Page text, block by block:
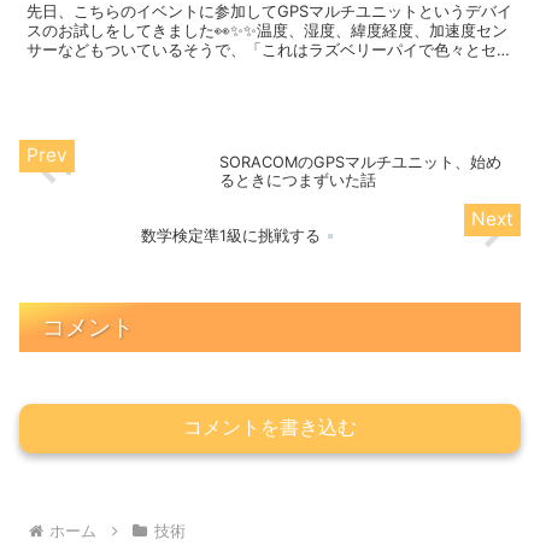
先日、こちらのイベントに参加してGPSマルチユニットというデバイ
スのお試しをしてきました👀✨✨温度、湿度、緯度経度、加速度セン
サーなどもついているそうで、「これはラズベリーパイで色々とセン
SORACOMのGPSマルチユニット、始め
るときにつまずいた話
数学検定準1級に挑戦する
コメント
コメントを書き込む
ホーム 技術